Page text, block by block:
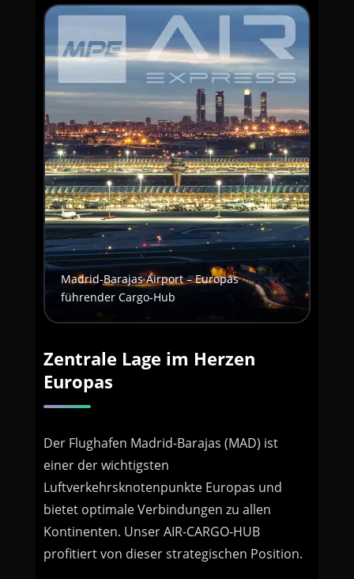
Madrid-Barajas Airport – Europas
führender Cargo-Hub
Zentrale Lage im Herzen
Europas
Der Flughafen Madrid-Barajas (MAD) ist
einer der wichtigsten
Luftverkehrsknotenpunkte Europas und
bietet optimale Verbindungen zu allen
Kontinenten. Unser AIR-CARGO-HUB
profitiert von dieser strategischen Position.